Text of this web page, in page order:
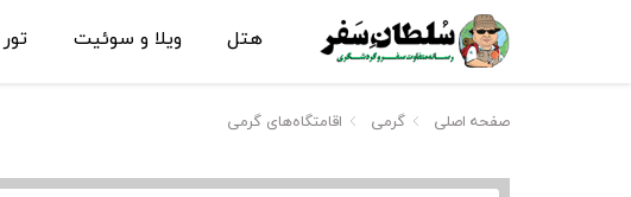
هتل ویلا و سوئیت
صفحه اصلی گرمی اقامتگاه‌های گرمی